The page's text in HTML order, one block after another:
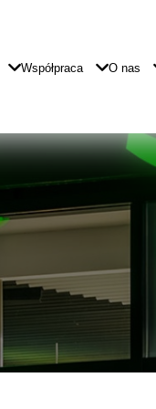
Współpraca O nas